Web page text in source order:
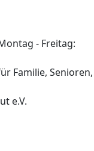
- Freitag:
e.V.